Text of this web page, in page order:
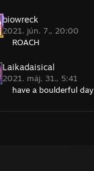
biowreck
2021. jún. 7., 20:00
ROACH
Laikadaisical
2021. máj. 31., 5:41
have a boulderful day